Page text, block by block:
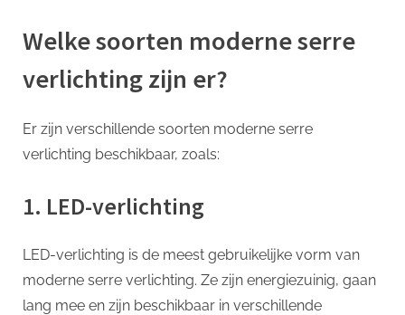
Welke soorten moderne serre
verlichting zijn er?
Er zijn verschillende soorten moderne serre
verlichting beschikbaar, zoals:
1. LED-verlichting
LED-verlichting is de meest gebruikelijke vorm van
moderne serre verlichting. Ze zijn energiezuinig, gaan
lang mee en zijn beschikbaar in verschillende